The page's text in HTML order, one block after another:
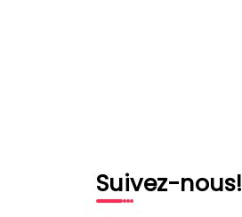
Suivez-nous!